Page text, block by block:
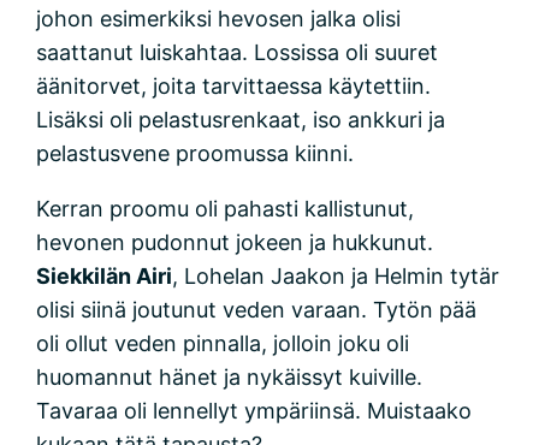
johon esimerkiksi hevosen jalka olisi
saattanut luiskahtaa. Lossissa oli suuret
äänitorvet, joita tarvittaessa käytettiin.
Lisäksi oli pelastusrenkaat, iso ankkuri ja
pelastusvene proomussa kiinni.
Kerran proomu oli pahasti kallistunut,
hevonen pudonnut jokeen ja hukkunut.
Siekkilän Airi, Lohelan Jaakon ja Helmin tytär
olisi siinä joutunut veden varaan. Tytön pää
oli ollut veden pinnalla, jolloin joku oli
huomannut hänet ja nykäissyt kuiville.
Tavaraa oli lennellyt ympäriinsä. Muistaako